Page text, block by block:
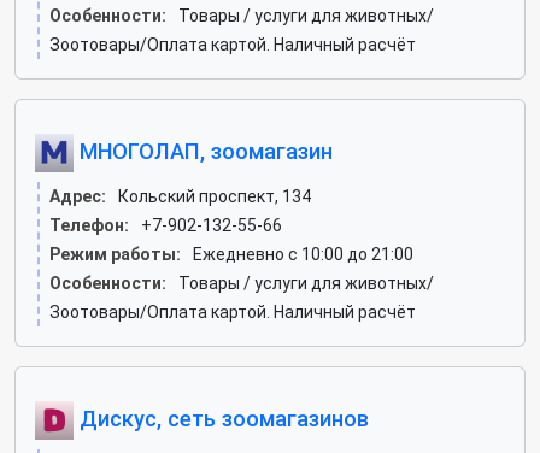
Особенности:
Товары / услуги для животных/
Зоотовары/Оплата картой. Наличный расчёт
МНОГОЛАП, зоомагазин
Адрес:
Кольский проспект, 134
Телефон:
+7-902-132-55-66
Режим работы:
Ежедневно с 10:00 до 21:00
Особенности:
Товары / услуги для животных/
Зоотовары/Оплата картой. Наличный расчёт
Дискус, сеть зоомагазинов